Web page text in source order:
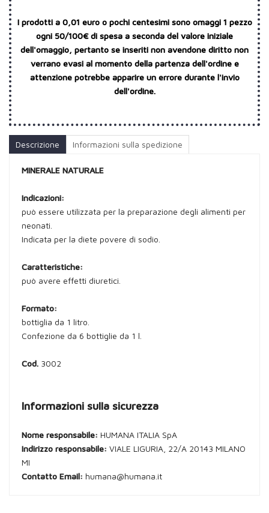
I prodotti a 0,01 euro o pochi centesimi sono omaggi 1 pezzo
ogni 50/100€ di spesa a seconda del valore iniziale
dell'omaggio, pertanto se inseriti non avendone diritto non
verrano evasi al momento della partenza dell'ordine e
attenzione potrebbe apparire un errore durante l'invio
dell'ordine.
Descrizione Informazioni sulla spedizione
MINERALE NATURALE
Indicazioni:
può essere utilizzata per la preparazione degli alimenti per
neonati.
Indicata per la diete povere di sodio.
Caratteristiche:
può avere effetti diuretici.
Formato:
bottiglia da 1 litro.
Confezione da 6 bottiglie da 1 l.
Cod. 3002
Informazioni sulla sicurezza
Nome responsabile: HUMANA ITALIA SpA
Indirizzo responsabile: VIALE LIGURIA, 22/A 20143 MILANO
MI
Contatto Email: humana@humana.it